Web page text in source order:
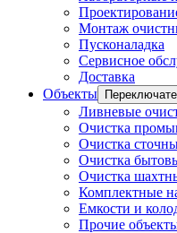
Монтаж
Пусконаладка
Сервисное
Доставка
Объекты
Ливневые
Очистка
Очистка
Очистка
Очистка
Комплектные
Емкости и
Прочие